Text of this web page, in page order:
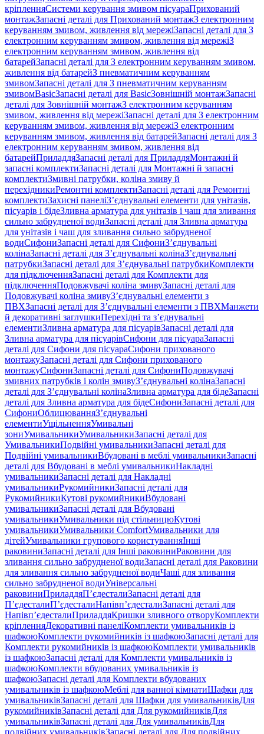
кріпленняСистеми керування змивом пісуараПрихований
монтажЗапасні деталі для Прихований монтажЗ електронним
керуванням змивом, живлення від мережіЗапасні деталі для З
електронним керуванням змивом, живлення від мережіЗ
електронним керуванням змивом, живлення від
батарейЗапасні деталі для З електронним керуванням змивом,
живлення від батарейЗ пневматичним керуванням
змивомЗапасні деталі для З пневматичним керуванням
змивомBasicЗапасні деталі для BasicЗовнішній монтажЗапасні
деталі для Зовнішній монтажЗ електронним керуванням
змивом, живлення від мережіЗапасні деталі для З електронним
керуванням змивом, живлення від мережіЗ електронним
керуванням змивом, живлення від батарейЗапасні деталі для З
електронним керуванням змивом, живлення від
батарейПриладдяЗапасні деталі для ПриладдяМонтажні й
запасні комплектиЗапасні деталі для Монтажні й запасні
комплектиЗмивні патрубки, коліна змиву й
перехідникиРемонтні комплектиЗапасні деталі для Ремонтні
комплектиЗахисні панеліЗ’єднувальні елементи для унітазів,
пісуарів і бідеЗливна арматура для унітазів і чаш для зливання
сильно забрудненої водиЗапасні деталі для Зливна арматура
для унітазів і чаш для зливання сильно забрудненої
водиСифониЗапасні деталі для СифониЗ’єднувальні
колінаЗапасні деталі для З’єднувальні колінаЗ’єднувальні
патрубкиЗапасні деталі для З’єднувальні патрубкиКомплекти
для підключенняЗапасні деталі для Комплекти для
підключенняПодовжувачі коліна змивуЗапасні деталі для
Подовжувачі коліна змивуЗ’єднувальні елементи з
ПВХЗапасні деталі для З’єднувальні елементи з ПВХМанжети
й декоративні заглушкиПерехідні та з’єднувальні
елементиЗливна арматура для пісуарівЗапасні деталі для
Зливна арматура для пісуарівСифони для пісуараЗапасні
деталі для Сифони для пісуараСифони прихованого
монтажуЗапасні деталі для Сифони прихованого
монтажуСифониЗапасні деталі для СифониПодовжувачі
змивних патрубків і колін змивуЗ’єднувальні колінаЗапасні
деталі для З’єднувальні колінаЗливна арматура для бідеЗапасні
деталі для Зливна арматура для бідеСифониЗапасні деталі для
СифониОблицюванняЗ’єднувальні
елементиУщільненняУмивальні
зониУмивальникиУмивальникиЗапасні деталі для
УмивальникиПодвійні умивальникиЗапасні деталі для
Подвійні умивальникиВбудовані в меблі умивальникиЗапасні
деталі для Вбудовані в меблі умивальникиНакладні
умивальникиЗапасні деталі для Накладні
умивальникиРукомийникиЗапасні деталі для
РукомийникиКутові рукомийникиВбудовані
умивальникиЗапасні деталі для Вбудовані
умивальникиУмивальники під стільницюКутові
умивальникиУмивальники ComfortУмивальники для
дітейУмивальники групового користуванняІнші
раковиниЗапасні деталі для Інші раковиниРаковини для
зливання сильно забрудненої водиЗапасні деталі для Раковини
для зливання сильно забрудненої водиЧаші для зливання
сильно забрудненої водиУніверсальні
раковиниПриладдяП’єдесталиЗапасні деталі для
П’єдесталиП’єдесталиНапівп’єдесталиЗапасні деталі для
Напівп’єдесталиПриладдяКришки зливного отворуКомплекти
кріпленняДекоративні панеліКомплекти умивальників із
шафкоюКомплекти рукомийників із шафкоюЗапасні деталі для
Комплекти рукомийників із шафкоюКомплекти умивальників
із шафкоюЗапасні деталі для Комплекти умивальників із
шафкоюКомплекти вбудованих умивальників із
шафкоюЗапасні деталі для Комплекти вбудованих
умивальників із шафкоюМеблі для ванної кімнатиШафки для
умивальниківЗапасні деталі для Шафки для умивальниківДля
рукомийниківЗапасні деталі для Для рукомийниківДля
умивальниківЗапасні деталі для Для умивальниківДля
подвійних умивальниківЗапасні деталі для Для подвійних